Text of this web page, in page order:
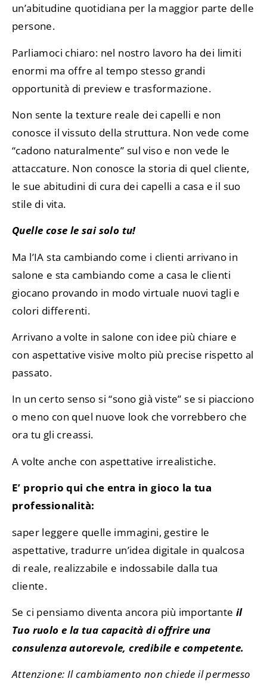
un’abitudine quotidiana per la maggior parte delle
persone.
Parliamoci chiaro: nel nostro lavoro ha dei limiti
enormi ma offre al tempo stesso grandi
opportunità di preview e trasformazione.
Non sente la texture reale dei capelli e non
conosce il vissuto della struttura. Non vede come
“cadono naturalmente” sul viso e non vede le
attaccature. Non conosce la storia di quel cliente,
le sue abitudini di cura dei capelli a casa e il suo
stile di vita.
Quelle cose le sai solo tu!
Ma l’IA sta cambiando come i clienti arrivano in
salone e sta cambiando come a casa le clienti
giocano provando in modo virtuale nuovi tagli e
colori differenti.
Arrivano a volte in salone con idee più chiare e
con aspettative visive molto più precise rispetto al
passato.
In un certo senso si “sono già viste” se si piacciono
o meno con quel nuove look che vorrebbero che
ora tu gli creassi.
A volte anche con aspettative irrealistiche.
E’ proprio qui che entra in gioco la tua
professionalità:
saper leggere quelle immagini, gestire le
aspettative, tradurre un’idea digitale in qualcosa
di reale, realizzabile e indossabile dalla tua
cliente.
Se ci pensiamo diventa ancora più importante il
Tuo ruolo e la tua capacità di offrire una
consulenza autorevole, credibile e competente.
Attenzione: Il cambiamento non chiede il permesso